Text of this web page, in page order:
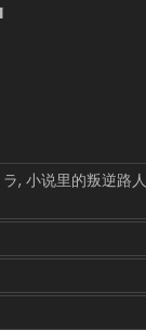
, 小说里的叛逆路